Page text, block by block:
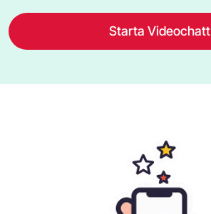
Starta Videochatt